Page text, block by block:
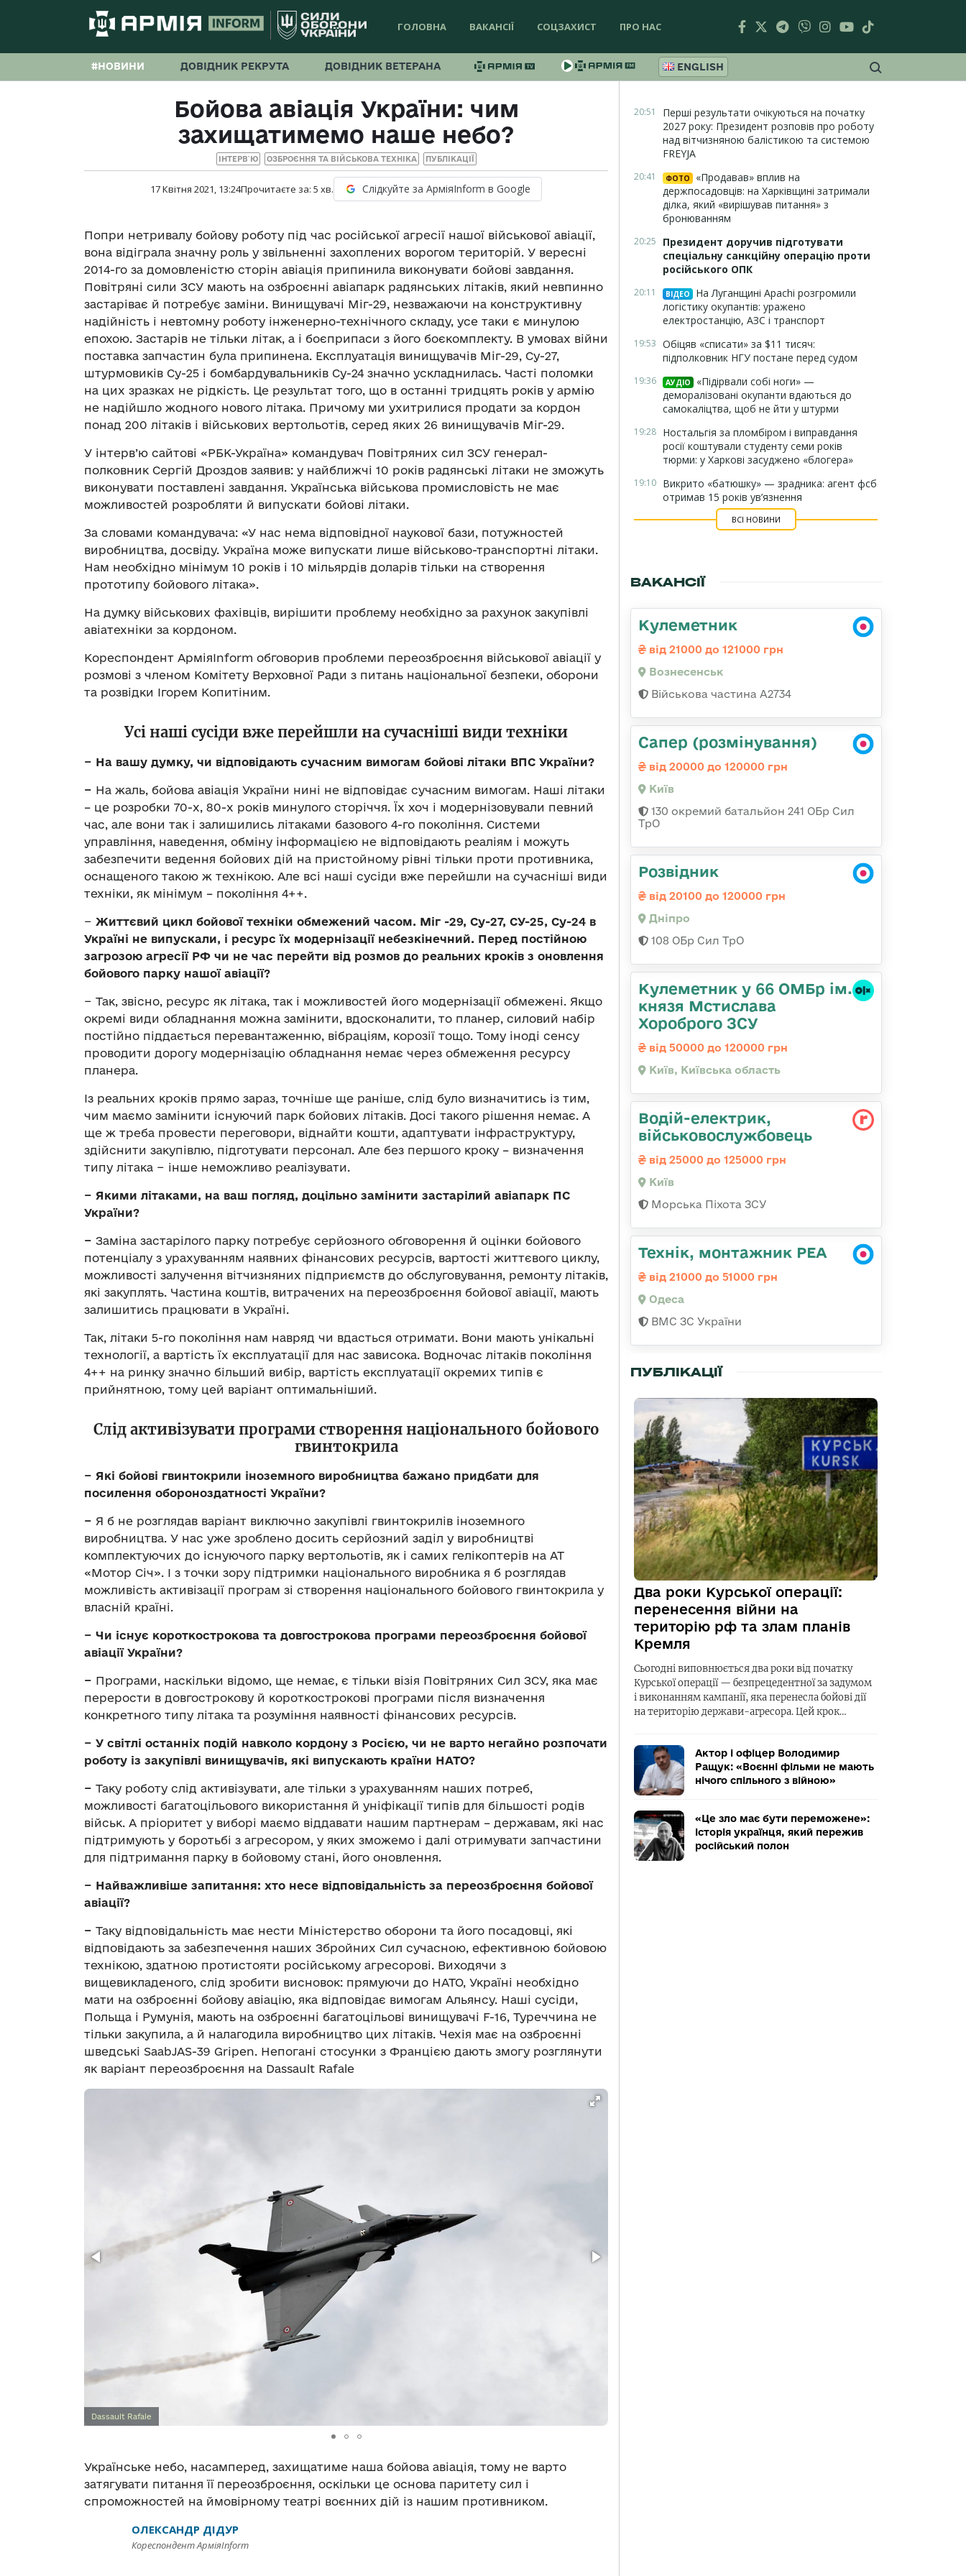
ГОЛОВНА ВАКАНСІЇ СОЦЗАХИСТ ПРО НАС
#НОВИНИ ДОВІДНИК РЕКРУТА ДОВІДНИК ВЕТЕРАНА ENGLISH
Бойова авіація України: чим
захищатимемо наше небо?
ІНТЕРВ`Ю ОЗБРОЄННЯ ТА ВІЙСЬКОВА ТЕХНІКА ПУБЛІКАЦІЇ
17 Квітня 2021, 13:24Прочитаєте за: 5 хв. Слідкуйте за АрміяInform в Google
Попри нетривалу бойову роботу під час російської агресії нашої військової авіації,
вона відіграла значну роль у звільненні захоплених ворогом територій. У вересні
2014-го за домовленістю сторін авіація припинила виконувати бойові завдання.
Повітряні сили ЗСУ мають на озброєнні авіапарк радянських літаків, який невпинно
застаріває й потребує заміни. Винищувачі Міг-29, незважаючи на конструктивну
надійність і невтомну роботу інженерно-технічного складу, усе таки є минулою
епохою. Застарів не тільки літак, а і боєприпаси з його боєкомплекту. В умовах війни
поставка запчастин була припинена. Експлуатація винищувачів Міг-29, Су-27,
штурмовиків Су-25 і бомбардувальників Су-24 значно ускладнилась. Часті поломки
на цих зразках не рідкість. Це результат того, що в останні тридцять років у армію
не надійшло жодного нового літака. Причому ми ухитрилися продати за кордон
понад 200 літаків і військових вертольотів, серед яких 26 винищувачів Міг-29.
У інтерв’ю сайтові «РБК-Україна» командувач Повітряних сил ЗСУ генерал-
полковник Сергій Дроздов заявив: у найближчі 10 років радянські літаки не зможуть
виконувати поставлені завдання. Українська військова промисловість не має
можливостей розробляти й випускати бойові літаки.
За словами командувача: «У нас нема відповідної наукової бази, потужностей
виробництва, досвіду. Україна може випускати лише військово-транспортні літаки.
Нам необхідно мінімум 10 років і 10 мільярдів доларів тільки на створення
прототипу бойового літака».
На думку військових фахівців, вирішити проблему необхідно за рахунок закупівлі
авіатехніки за кордоном.
Кореспондент АрміяInform обговорив проблеми переозброєння військової авіації у
розмові з членом Комітету Верховної Ради з питань національної безпеки, оборони
та розвідки Ігорем Копитіним.
Усі наші сусіди вже перейшли на сучасніші види техніки
− На вашу думку, чи відповідають сучасним вимогам бойові літаки ВПС України?
− На жаль, бойова авіація України нині не відповідає сучасним вимогам. Наші літаки
– це розробки 70-х, 80-х років минулого сторіччя. Їх хоч і модернізовували певний
час, але вони так і залишились літаками базового 4-го покоління. Системи
управління, наведення, обміну інформацією не відповідають реаліям і можуть
забезпечити ведення бойових дій на пристойному рівні тільки проти противника,
оснащеного такою ж технікою. Але всі наші сусіди вже перейшли на сучасніші види
техніки, як мінімум – покоління 4++.
− Життєвий цикл бойової техніки обмежений часом. Міг -29, Су-27, СУ-25, Су-24 в
Україні не випускали, і ресурс їх модернізації небезкінечний. Перед постійною
загрозою агресії РФ чи не час перейти від розмов до реальних кроків з оновлення
бойового парку нашої авіації?
− Так, звісно, ресурс як літака, так і можливостей його модернізації обмежені. Якщо
окремі види обладнання можна замінити, вдосконалити, то планер, силовий набір
постійно піддається перевантаженню, вібраціям, корозії тощо. Тому іноді сенсу
проводити дорогу модернізацію обладнання немає через обмеження ресурсу
планера.
Із реальних кроків прямо зараз, точніше ще раніше, слід було визначитись із тим,
чим маємо замінити існуючий парк бойових літаків. Досі такого рішення немає. А
ще ж треба провести переговори, віднайти кошти, адаптувати інфраструктуру,
здійснити закупівлю, підготувати персонал. Але без першого кроку – визначення
типу літака − інше неможливо реалізувати.
− Якими літаками, на ваш погляд, доцільно замінити застарілий авіапарк ПС
України?
− Заміна застарілого парку потребує серйозного обговорення й оцінки бойового
потенціалу з урахуванням наявних фінансових ресурсів, вартості життєвого циклу,
можливості залучення вітчизняних підприємств до обслуговування, ремонту літаків,
які закуплять. Частина коштів, витрачених на переозброєння бойової авіації, мають
залишитись працювати в Україні.
Так, літаки 5-го покоління нам навряд чи вдасться отримати. Вони мають унікальні
технології, а вартість їх експлуатації для нас зависока. Водночас літаків покоління
4++ на ринку значно більший вибір, вартість експлуатації окремих типів є
прийнятною, тому цей варіант оптимальніший.
Слід активізувати програми створення національного бойового
гвинтокрила
− Які бойові гвинтокрили іноземного виробництва бажано придбати для
посилення обороноздатності України?
− Я б не розглядав варіант виключно закупівлі гвинтокрилів іноземного
виробництва. У нас уже зроблено досить серйозний заділ у виробництві
комплектуючих до існуючого парку вертольотів, як і самих гелікоптерів на АТ
«Мотор Січ». І з точки зору підтримки національного виробника я б розглядав
можливість активізації програм зі створення національного бойового гвинтокрила у
власній країні.
− Чи існує короткострокова та довгострокова програми переозброєння бойової
авіації України?
− Програми, наскільки відомо, ще немає, є тільки візія Повітряних Сил ЗСУ, яка має
перерости в довгострокову й короткострокові програми після визначення
конкретного типу літака та розуміння наявності фінансових ресурсів.
− У світлі останніх подій навколо кордону з Росією, чи не варто негайно розпочати
роботу із закупівлі винищувачів, які випускають країни НАТО?
− Таку роботу слід активізувати, але тільки з урахуванням наших потреб,
можливості багатоцільового використання й уніфікації типів для більшості родів
військ. А пріоритет у виборі маємо віддавати нашим партнерам – державам, які нас
підтримують у боротьбі з агресором, у яких зможемо і далі отримувати запчастини
для підтримання парку в бойовому стані, його оновлення.
− Найважливіше запитання: хто несе відповідальність за переозброєння бойової
авіації?
− Таку відповідальність має нести Міністерство оборони та його посадовці, які
відповідають за забезпечення наших Збройних Сил сучасною, ефективною бойовою
технікою, здатною протистояти російському агресорові. Виходячи з
вищевикладеного, слід зробити висновок: прямуючи до НАТО, Україні необхідно
мати на озброєнні бойову авіацію, яка відповідає вимогам Альянсу. Наші сусіди,
Польща і Румунія, мають на озброєнні багатоцільові винищувачі F-16, Туреччина не
тільки закупила, а й налагодила виробництво цих літаків. Чехія має на озброєнні
шведські SaabJAS-39 Gripen. Непогані стосунки з Францією дають змогу розглянути
як варіант переозброєння на Dassault Rafale
Dassault Rafale
Українське небо, насамперед, захищатиме наша бойова авіація, тому не варто
затягувати питання її переозброєння, оскільки це основа паритету сил і
спроможностей на ймовірному театрі воєнних дій із нашим противником.
ОЛЕКСАНДР ДІДУР
Кореспондент АрміяInform
20:51
Перші результати очікуються на початку
2027 року: Президент розповів про роботу
над вітчизняною балістикою та системою
FREYJA
20:41 ФОТО
«Продавав» вплив на
держпосадовців: на Харківщині затримали
ділка, який «вирішував питання» з
бронюванням
20:25
Президент доручив підготувати
спеціальну санкційну операцію проти
російського ОПК
20:11 ВІДЕО
На Луганщині Apachi розгромили
логістику окупантів: уражено
електростанцію, АЗС і транспорт
19:53 Обіцяв «списати» за $11 тисяч:
підполковник НГУ постане перед судом
19:36 АУДІО
«Підірвали собі ноги» —
деморалізовані окупанти вдаються до
самокаліцтва, щоб не йти у штурми
19:28 Ностальгія за пломбіром і виправдання
росії коштували студенту семи років
тюрми: у Харкові засуджено «блогера»
19:10 Викрито «батюшку» — зрадника: агент фсб
отримав 15 років ув’язнення
ВСІ НОВИНИ
ВАКАНСІЇ
Кулеметник
від 21000 до 121000 грн
Вознесенськ
Військова частина А2734
Сапер (розмінування)
від 20000 до 120000 грн
Київ
130 окремий батальйон 241 ОБр Сил
ТрО
Розвідник
від 20100 до 120000 грн
Дніпро
108 ОБр Сил ТрО
Кулеметник у 66 ОМБр ім.
князя Мстислава
Хороброго ЗСУ
від 50000 до 120000 грн
Київ, Київська область
Водій-електрик,
військовослужбовець
від 25000 до 125000 грн
Київ
Морська Піхота ЗСУ
Технік, монтажник РЕА
від 21000 до 51000 грн
Одеса
ВМС ЗС України
ПУБЛІКАЦІЇ
Два роки Курської операції:
перенесення війни на
територію рф та злам планів
Кремля
Сьогодні виповнюється два роки від початку
Курської операції — безпрецедентної за задумом
і виконанням кампанії, яка перенесла бойові дії
на територію держави-агресора. Цей крок…
Актор і офіцер Володимир
Ращук: «Воєнні фільми не мають
нічого спільного з війною»
«Це зло має бути переможене»:
історія українця, який пережив
російський полон